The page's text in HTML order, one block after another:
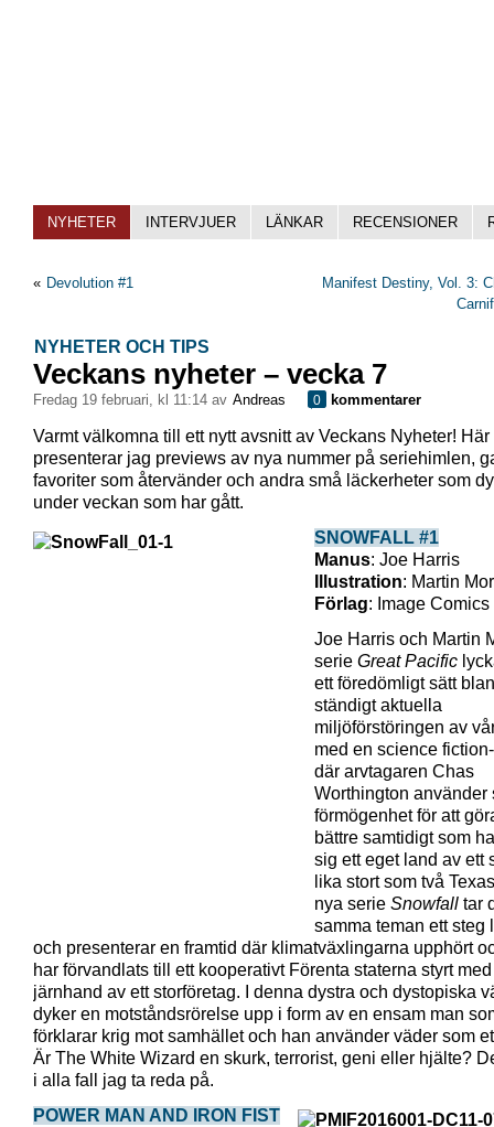
NYHETER INTERVJUER LÄNKAR RECENSIONER
« Devolution #1
Manifest Destiny, Vol. 3:
NYHETER OCH TIPS
Veckans nyheter – vecka 7
fredag 19 februari, kl 11:14 av Andreas 0 kommentarer
Varmt välkomna till ett nytt avsnitt av Veckans Nyheter! Här
presenterar jag previews av nya nummer på seriehimlen,
favoriter som återvänder och andra små läckerheter som
under veckan som har gått.
SNOWFALL #1
Manus: Joe Harris
Illustration: Martin
Förlag: Image Comics
Joe Harris och Martin
serie Great Pacific
ett föredömligt sätt
ständigt aktuella
miljöförstöringen av
med en science
där arvtagaren Chas
Worthington använder
förmögenhet för att
bättre samtidigt som
sig ett eget land av ett
lika stort som två
nya serie Snowfall tar
samma teman ett steg
och presenterar en framtid där klimatväxlingarna upphört
har förvandlats till ett kooperativt Förenta staterna styrt med
järnhand av ett storföretag. I denna dystra och dystopiska
dyker en motståndsrörelse upp i form av en ensam man
förklarar krig mot samhället och han använder väder som
Är The White Wizard en skurk, terrorist, geni eller hjälte?
i alla fall jag ta reda på.
POWER MAN AND IRON FIST